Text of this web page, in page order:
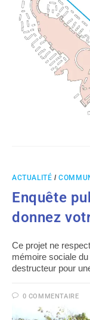
ACTUALITÉ /
Enquête
donnez
Ce projet ne
mémoire sociale
destructeur pour
0 COMMENTAIRE